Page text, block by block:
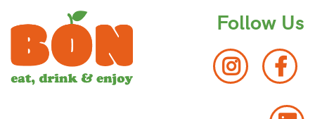
Follow Us